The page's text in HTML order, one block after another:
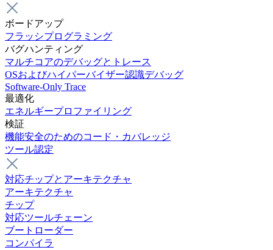
ボードアップ
フラッシプログラミング
バグハンティング
マルチコアのデバッグとトレース
OSおよびハイパーバイザー認識デバッグ
Software-Only Trace
最適化
エネルギープロファイリング
検証
機能安全のためのコード・カバレッジ
ツール認定
対応チップとアーキテクチャ
アーキテクチャ
チップ
対応ツールチェーン
ブートローダー
コンパイラ